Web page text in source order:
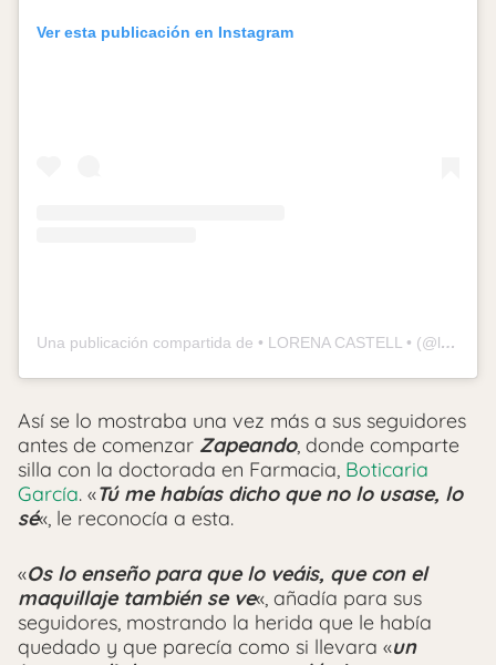
Ver esta publicación en Instagram
Una publicación compartida de • LORENA CASTELL • (@lorenacastell)
Así se lo mostraba una vez más a sus seguidores
antes de comenzar Zapeando, donde comparte
silla con la doctorada en Farmacia, Boticaria
García. «Tú me habías dicho que no lo usase, lo
sé«, le reconocía a esta.
«Os lo enseño para que lo veáis, que con el
maquillaje también se ve«, añadía para sus
seguidores, mostrando la herida que le había
quedado y que parecía como si llevara «un